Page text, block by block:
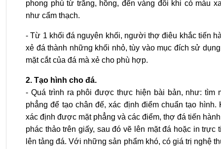
phong phú từ trắng, hồng, đến vàng đôi khi có màu
như cẩm thạch.
- Từ 1 khối đá nguyên khối, người thợ điêu khắc tiến
xẻ đá thành những khối nhỏ, tùy vào mục đích sử
mặt cắt của đá mà xẻ cho phù hợp.
2. Tạo hình cho đá.
- Quá trình ra phôi được thực hiện bài bản, như: tìm
phẳng để tạo chân đế, xác định điểm chuẩn tạo hình.
xác định được mặt phẳng và các điểm, thợ đá tiến
phác thảo trên giấy, sau đó vẽ lên mặt đá hoặc in trực
lên tảng đá. Với những sản phẩm khó, có giá trị nghệ